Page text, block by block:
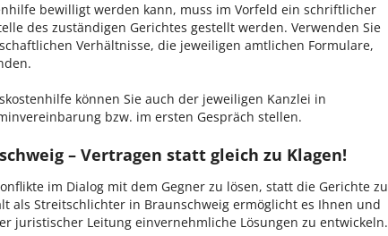
bewilligt werden kann, muss im Vorfeld ein schriftlicher
des zuständigen Gerichtes gestellt werden. Verwenden Sie
Verhältnisse, die jeweiligen amtlichen Formulare,
können Sie auch der jeweiligen Kanzlei in
bzw. im ersten Gespräch stellen.
– Vertragen statt gleich zu Klagen!
im Dialog mit dem Gegner zu lösen, statt die Gerichte zu
als Streitschlichter in Braunschweig ermöglicht es Ihnen und
juristischer Leitung einvernehmliche Lösungen zu entwickeln.